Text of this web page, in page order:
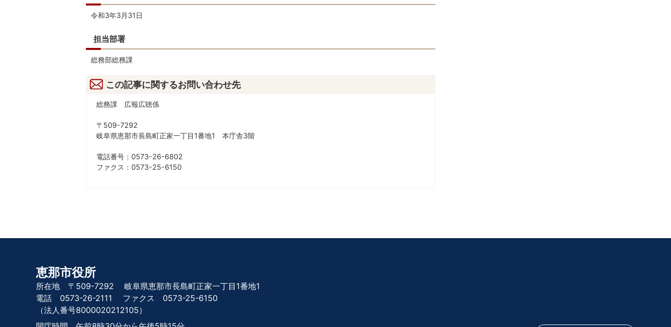
令和3年3月31日
担当部署
総務部総務課
この記事に関するお問い合わせ先
総務課 広報広聴係
〒509-7292
岐阜県恵那市長島町正家一丁目1番地1 本庁舎3階
電話番号：0573-26-6802
ファクス：0573-25-6150
恵那市役所
所在地 〒509-7292
岐阜県恵那市長島町正家一丁目1番地1
電話 0573-26-2111
ファクス 0573-25-6150
（法人番号8000020212105）